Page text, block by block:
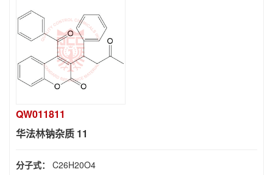
QW011811
华法林钠杂质 11
分子式： C26H20O4